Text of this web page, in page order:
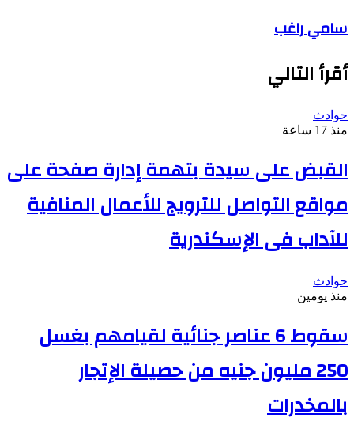
عبر
البريد
سامي راغب
أقرأ التالي
حوادث
منذ 17 ساعة
القبض على سيدة بتهمة إدارة صفحة على
مواقع التواصل للترويج للأعمال المنافية
للآداب فى الإسكندرية
حوادث
منذ يومين
سقوط 6 عناصر جنائية لقيامهم بغسل
250 مليون جنيه من حصيلة الإتجار
بالمخدرات